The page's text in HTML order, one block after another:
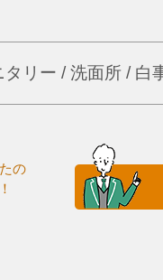
タリー / 洗面所 / 白
の